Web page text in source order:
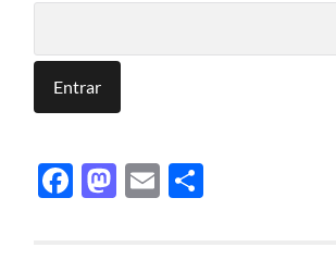
Facebook
Mastodon
Email